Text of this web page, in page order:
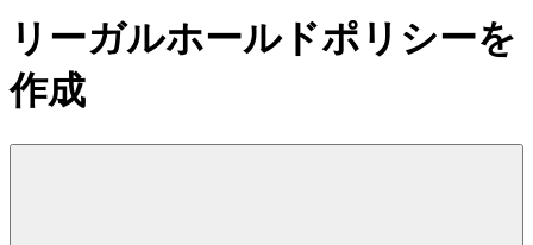
リーガルホールドポリシーを
作成